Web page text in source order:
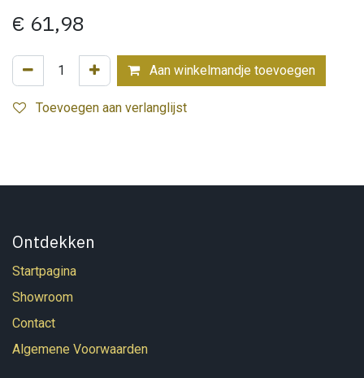
€ 61,98
Aan winkelmandje toevoegen
Toevoegen aan verlanglijst
Ontdekken
Startpagina
Showroom
Contact
Algemene Voorwaarden